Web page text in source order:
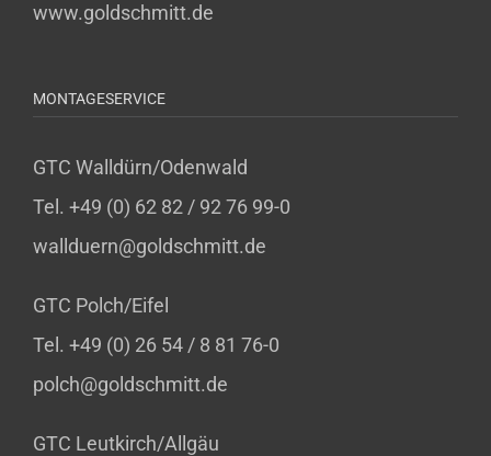
www.goldschmitt.de
MONTAGESERVICE
GTC Walldürn/Odenwald
Tel. +49 (0) 62 82 / 92 76 99-0
wallduern@goldschmitt.de
GTC Polch/Eifel
Tel. +49 (0) 26 54 / 8 81 76-0
polch@goldschmitt.de
GTC Leutkirch/Allgäu